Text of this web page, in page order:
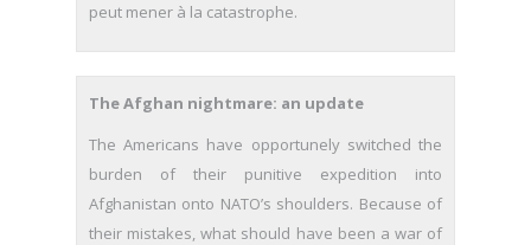
peut mener à la catastrophe.
The Afghan nightmare: an update
The Americans have opportunely switched the
burden of their punitive expedition into
Afghanistan onto NATO’s shoulders. Because of
their mistakes, what should have been a war of